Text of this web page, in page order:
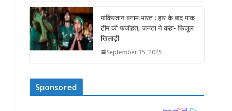
पाकिस्तान बनाम भारत : हार के बाद पाक
टीम की फजीहत, जनता ने कहा- फिजूल
खिलाड़ी
September 15, 2025
Sponsored